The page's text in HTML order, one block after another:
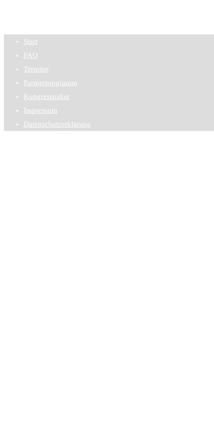
Start
FAQ
Termine
Partnerprogramm
Kongresspaket
Impressum
Datenschutzerklärung